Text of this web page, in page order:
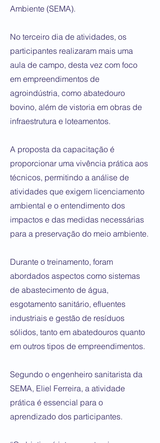
Ambiente (SEMA).
No terceiro dia de atividades, os
participantes realizaram mais uma
aula de campo, desta vez com foco
em empreendimentos de
agroindústria, como abatedouro
bovino, além de vistoria em obras de
infraestrutura e loteamentos.
A proposta da capacitação é
proporcionar uma vivência prática aos
técnicos, permitindo a análise de
atividades que exigem licenciamento
ambiental e o entendimento dos
impactos e das medidas necessárias
para a preservação do meio ambiente.
Durante o treinamento, foram
abordados aspectos como sistemas
de abastecimento de água,
esgotamento sanitário, efluentes
industriais e gestão de resíduos
sólidos, tanto em abatedouros quanto
em outros tipos de empreendimentos.
Segundo o engenheiro sanitarista da
SEMA, Eliel Ferreira, a atividade
prática é essencial para o
aprendizado dos participantes.